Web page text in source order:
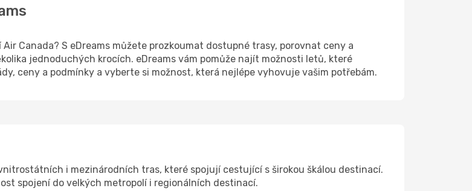
Canada? S eDreams můžete prozkoumat dostupné trasy, porovnat ceny a
jednoduchých krocích. eDreams vám pomůže najít možnosti letů, které
ceny a podmínky a vyberte si možnost, která nejlépe vyhovuje vašim potřebám.
i mezinárodních tras, které spojují cestující s širokou škálou destinací.
spojení do velkých metropolí i regionálních destinací.